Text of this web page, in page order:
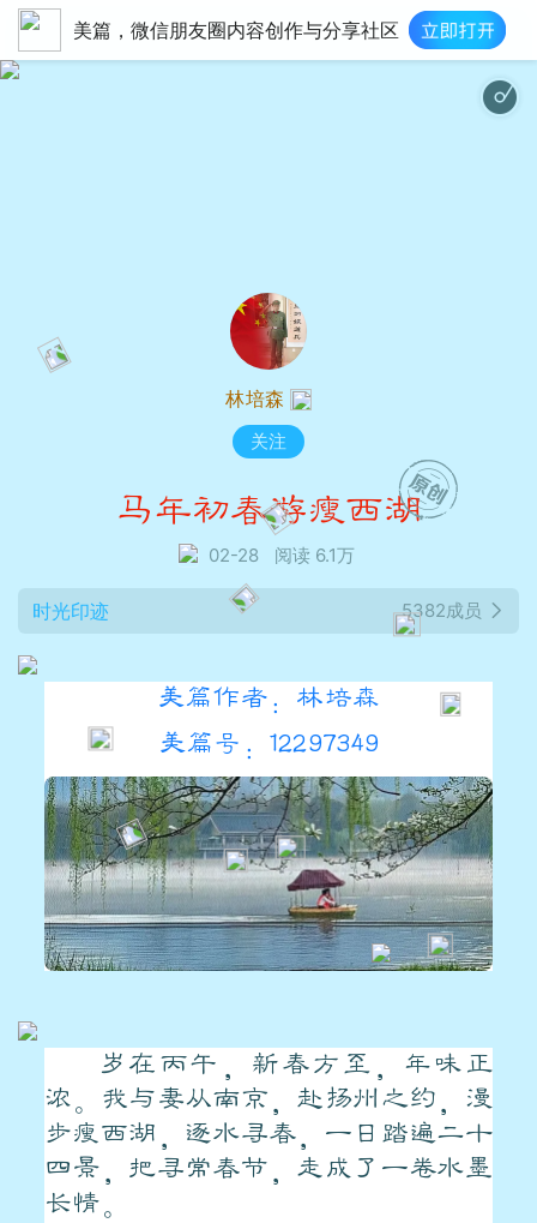
美篇，微信朋友圈内容创作与分享社区
林培森
关注
马年初春游瘦西湖
02-28 阅读 6.1万
时光印迹 5382成员
美篇作者：林培森
美篇号：12297349
岁在丙午，新春方至，年味正
浓。我与妻从南京，赴扬州之约，漫
步瘦西湖，逐水寻春，一日踏遍二十
四景，把寻常春节，走成了一卷水墨
长情。
烟雨唱扬州（女声版